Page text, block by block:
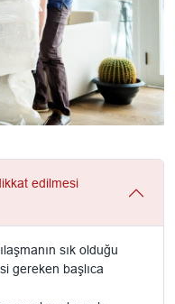
edilmesi
sık olduğu
gereken başlıca